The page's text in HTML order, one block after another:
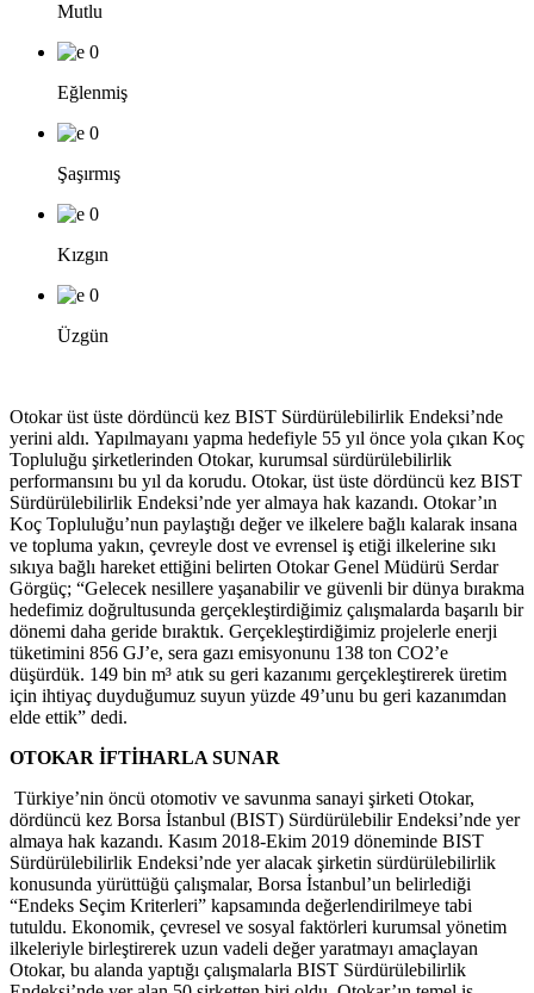
Mutlu
0
Eğlenmiş
0
Şaşırmış
0
Kızgın
0
Üzgün
Otokar üst üste dördüncü kez BIST Sürdürülebilirlik Endeksi’nde
yerini aldı. Yapılmayanı yapma hedefiyle 55 yıl önce yola çıkan Koç
Topluluğu şirketlerinden Otokar, kurumsal sürdürülebilirlik
performansını bu yıl da korudu. Otokar, üst üste dördüncü kez BIST
Sürdürülebilirlik Endeksi’nde yer almaya hak kazandı. Otokar’ın
Koç Topluluğu’nun paylaştığı değer ve ilkelere bağlı kalarak insana
ve topluma yakın, çevreyle dost ve evrensel iş etiği ilkelerine sıkı
sıkıya bağlı hareket ettiğini belirten Otokar Genel Müdürü Serdar
Görgüç; “Gelecek nesillere yaşanabilir ve güvenli bir dünya bırakma
hedefimiz doğrultusunda gerçekleştirdiğimiz çalışmalarda başarılı bir
dönemi daha geride bıraktık. Gerçekleştirdiğimiz projelerle enerji
tüketimini 856 GJ’e, sera gazı emisyonunu 138 ton CO2’e
düşürdük. 149 bin m³ atık su geri kazanımı gerçekleştirerek üretim
için ihtiyaç duyduğumuz suyun yüzde 49’unu bu geri kazanımdan
elde ettik” dedi.
OTOKAR İFTİHARLA SUNAR
Türkiye’nin öncü otomotiv ve savunma sanayi şirketi Otokar,
dördüncü kez Borsa İstanbul (BIST) Sürdürülebilir Endeksi’nde yer
almaya hak kazandı. Kasım 2018-Ekim 2019 döneminde BIST
Sürdürülebilirlik Endeksi’nde yer alacak şirketin sürdürülebilirlik
konusunda yürüttüğü çalışmalar, Borsa İstanbul’un belirlediği
“Endeks Seçim Kriterleri” kapsamında değerlendirilmeye tabi
tutuldu. Ekonomik, çevresel ve sosyal faktörleri kurumsal yönetim
ilkeleriyle birleştirerek uzun vadeli değer yaratmayı amaçlayan
Otokar, bu alanda yaptığı çalışmalarla BIST Sürdürülebilirlik